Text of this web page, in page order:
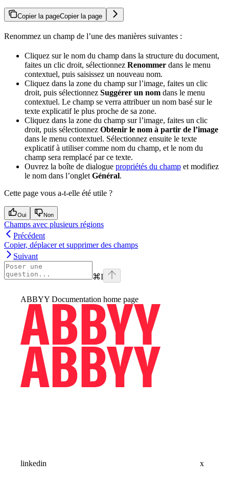
Copier la pageCopier la page
Renommez un champ de l’une des manières suivantes :
Cliquez sur le nom du champ dans la structure du document,
faites un clic droit, sélectionnez Renommer dans le menu
contextuel, puis saisissez un nouveau nom.
Cliquez dans la zone du champ sur l’image, faites un clic
droit, puis sélectionnez Suggérer un nom dans le menu
contextuel. Le champ se verra attribuer un nom basé sur le
texte explicatif le plus proche de sa zone.
Cliquez dans la zone du champ sur l’image, faites un clic
droit, puis sélectionnez Obtenir le nom à partir de l’image
dans le menu contextuel. Sélectionnez ensuite le texte
explicatif à utiliser comme nom du champ, et le nom du
champ sera remplacé par ce texte.
Ouvrez la boîte de dialogue propriétés du champ et modifiez
le nom dans l’onglet Général.
Cette page vous a-t-elle été utile ?
Oui Non
Champs avec plusieurs régions
Précédent
Copier, déplacer et supprimer des champs
Suivant
⌘I
ABBYY Documentation home page
linkedin x